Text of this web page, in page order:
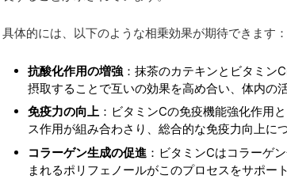
具体的には、以下のような相乗効果が期待できます：
抗酸化作用の増強 ：抹茶のカテキンとビタミン
摂取することで互いの効果を高め合い、体内の
免疫力の向上 ：ビタミンCの免疫機能強化作用
ス作用が組み合わさり、総合的な免疫力向上に
コラーゲン生成の促進 ：ビタミンCはコラーゲ
まれるポリフェノールがこのプロセスをサポー